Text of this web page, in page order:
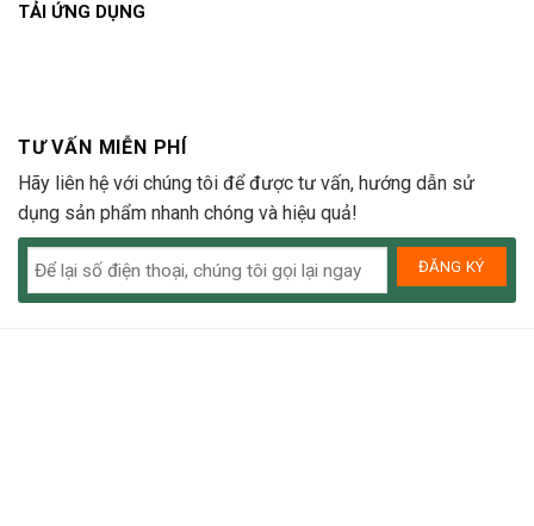
TẢI ỨNG DỤNG
TƯ VẤN MIỄN PHÍ
Hãy liên hệ với chúng tôi để được tư vấn, hướng dẫn sử
dụng sản phẩm nhanh chóng và hiệu quả!